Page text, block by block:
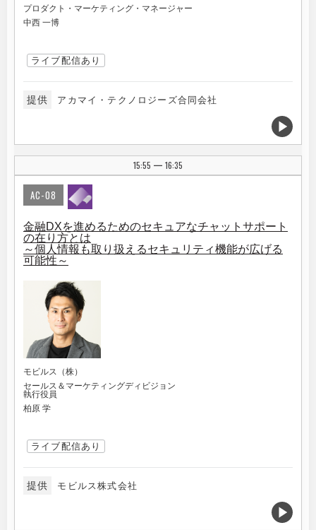
プロダクト・マーケティング・マネージャー
中西 一博
ライブ配信あり
提供 アカマイ・テクノロジーズ合同会社
15:55 | 16:35
AC-08
金融DXを進めるためのセキュアなチャットサポート
の在り方とは
～個人情報も取り扱えるセキュリティ機能が広げる
可能性～
モビルス（株）
セールス＆マーケティングディビジョン
執行役員
柏原 学
ライブ配信あり
提供 モビルス株式会社